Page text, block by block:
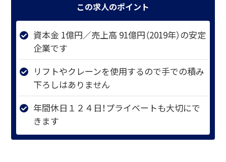
この求人のポイント
資本金 1億円／売上高 91億円（2019年）の安定
企業です
リフトやクレーンを使用するので手での積み
下ろしはありません
年間休日１２４日！プライベートも大切にで
きます